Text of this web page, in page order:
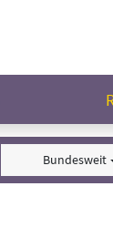
Bundesweit